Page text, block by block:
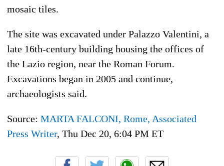
mosaic tiles.
The site was excavated under Palazzo Valentini, a
late 16th-century building housing the offices of
the Lazio region, near the Roman Forum.
Excavations began in 2005 and continue,
archaeologists said.
Source: MARTA FALCONI, Rome, Associated
Press Writer, Thu Dec 20, 6:04 PM ET